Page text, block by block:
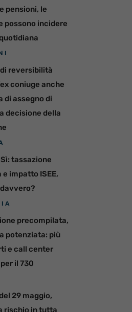
pensioni, le
possono incidere
reversibilità
coniuge anche
di assegno di
decisione della
tassazione
impatto ISEE,
precompilata,
potenziata: più
e call center
il 730
29 maggio,
rischio in tutta